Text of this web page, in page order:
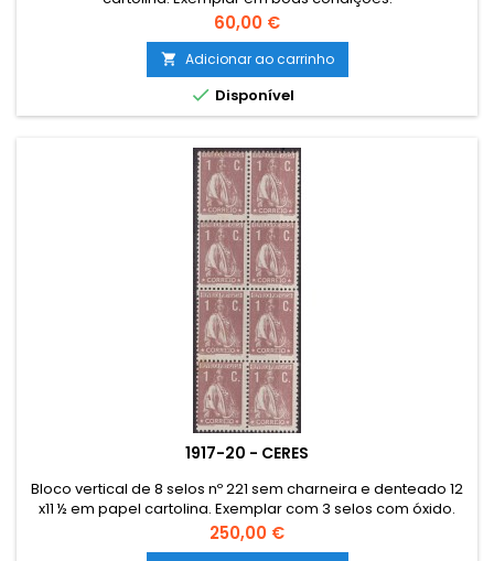
Preço
60,00 €
 Adicionar ao carrinho
 Disponível
1917-20 - CERES
Bloco vertical de 8 selos nº 221 sem charneira e denteado 12
x11 ½ em papel cartolina. Exemplar com 3 selos com óxido.
Preço
250,00 €